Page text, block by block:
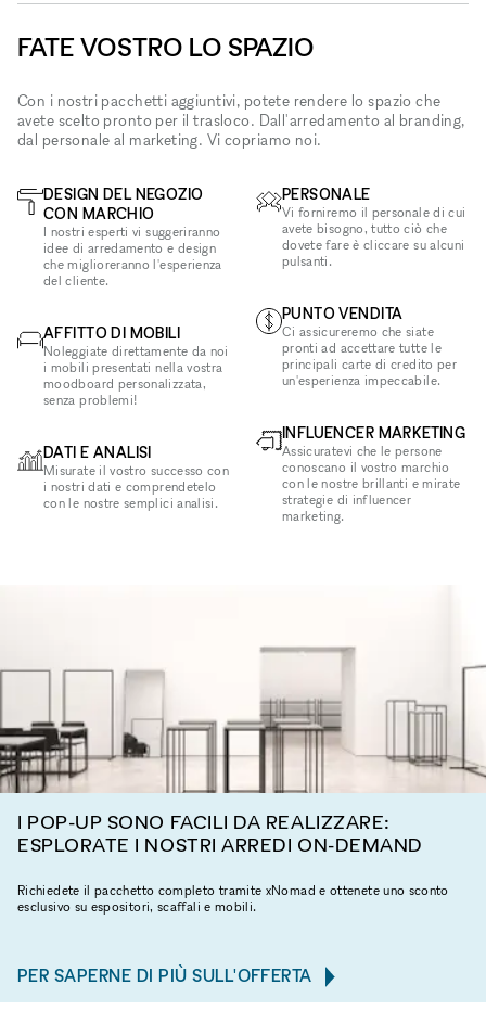
FATE VOSTRO LO SPAZIO
Con i nostri pacchetti aggiuntivi, potete rendere lo spazio che
avete scelto pronto per il trasloco. Dall'arredamento al branding,
dal personale al marketing. Vi copriamo noi.
DESIGN DEL NEGOZIO
CON MARCHIO
I nostri esperti vi suggeriranno
idee di arredamento e design
che miglioreranno l'esperienza
del cliente.
AFFITTO DI MOBILI
Noleggiate direttamente da noi
i mobili presentati nella vostra
moodboard personalizzata,
senza problemi!
DATI E ANALISI
Misurate il vostro successo con
i nostri dati e comprendetelo
con le nostre semplici analisi.
PERSONALE
Vi forniremo il personale di cui
avete bisogno, tutto ciò che
dovete fare è cliccare su alcuni
pulsanti.
PUNTO VENDITA
Ci assicureremo che siate
pronti ad accettare tutte le
principali carte di credito per
un'esperienza impeccabile.
INFLUENCER MARKETING
Assicuratevi che le persone
conoscano il vostro marchio
con le nostre brillanti e mirate
strategie di influencer
marketing.
I POP-UP SONO FACILI DA REALIZZARE:
ESPLORATE I NOSTRI ARREDI ON-DEMAND
Richiedete il pacchetto completo tramite xNomad e ottenete uno sconto
esclusivo su espositori, scaffali e mobili.
PER SAPERNE DI PIÙ SULL'OFFERTA